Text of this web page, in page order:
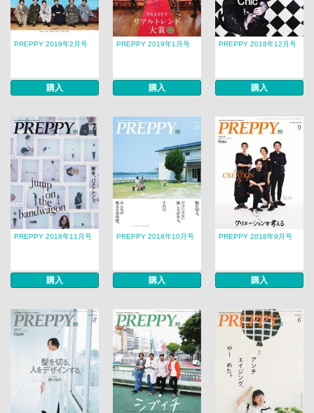
PREPPY 2019年2月号
購入
PREPPY 2019年1月号
購入
PREPPY 2018年12月号
購入
PREPPY 2018年11月号
購入
PREPPY 2018年10月号
購入
PREPPY 2018年9月号
購入